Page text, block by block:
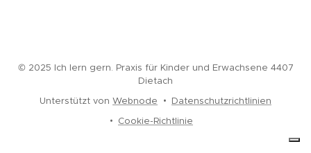
© 2025 Ich lern gern. Praxis für Kinder und Erwachsene 4407
Dietach
Unterstützt von Webnode
Datenschutzrichtlinien
Cookie-Richtlinie